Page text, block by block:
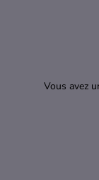
Vous avez